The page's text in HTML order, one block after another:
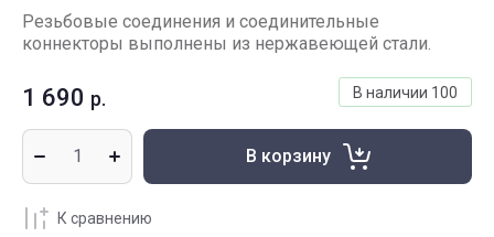
Резьбовые соединения и соединительные
коннекторы выполнены из нержавеющей стали.
В наличии 100
1 690 р.
В корзину
К сравнению